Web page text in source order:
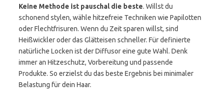
Keine Methode ist pauschal die beste. Willst du
schonend stylen, wähle hitzefreie Techniken wie Papilotten
oder Flechtfrisuren. Wenn du Zeit sparen willst, sind
Heißwickler oder das Glätteisen schneller. Für definierte
natürliche Locken ist der Diffusor eine gute Wahl. Denk
immer an Hitzeschutz, Vorbereitung und passende
Produkte. So erzielst du das beste Ergebnis bei minimaler
Belastung für dein Haar.